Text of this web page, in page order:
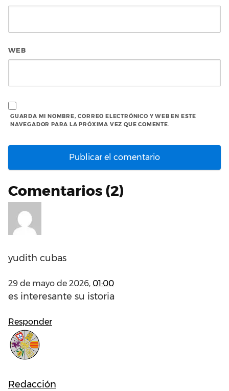
WEB
GUARDA MI NOMBRE, CORREO ELECTRÓNICO Y WEB EN ESTE
NAVEGADOR PARA LA PRÓXIMA VEZ QUE COMENTE.
Comentarios (2)
yudith cubas
29 de mayo de 2026, 01:00
es interesante su istoria
Responder
Redacción